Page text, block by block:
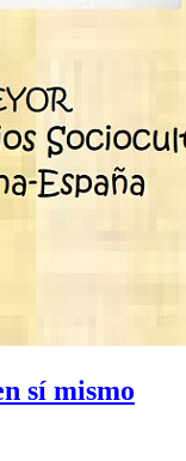
sí mismo